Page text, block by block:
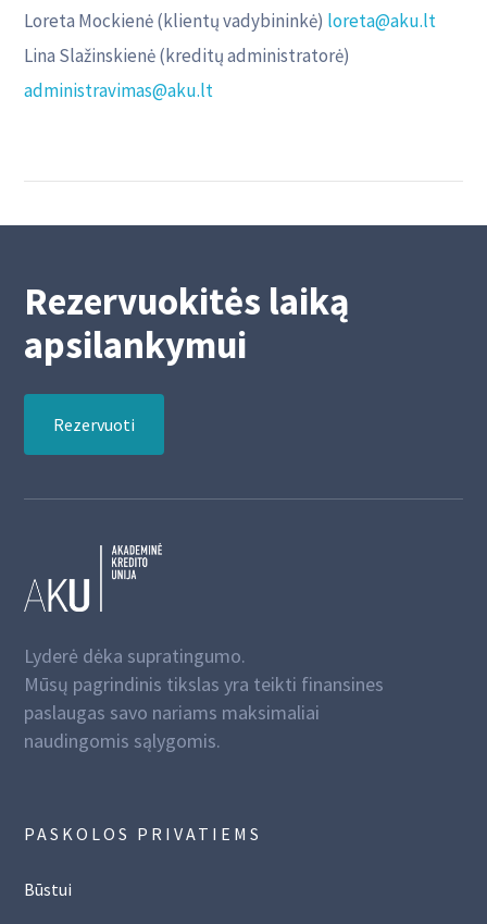
Loreta Mockienė (klientų vadybininkė) loreta@aku.lt
Lina Slažinskienė (kreditų administratorė)
administravimas@aku.lt
Rezervuokitės laiką
apsilankymui
Rezervuoti
Lyderė dėka supratingumo.
Mūsų pagrindinis tikslas yra teikti finansines
paslaugas savo nariams maksimaliai
naudingomis sąlygomis.
PASKOLOS PRIVATIEMS
Būstui